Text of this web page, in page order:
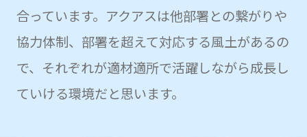
合っています。アクアスは他部署との繋がりや
協力体制、部署を超えて対応する風土があるの
で、それぞれが適材適所で活躍しながら成長し
ていける環境だと思います。